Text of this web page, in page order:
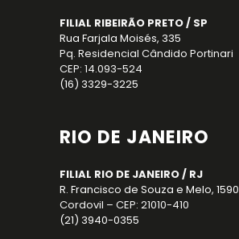
FILIAL RIBEIRÃO PRETO / SP
Rua Farjala Moisés, 335
Pq. Residencial Cândido Portinari
CEP: 14.093-524
(16) 3329-3225
RIO DE JANEIRO
FILIAL RIO DE JANEIRO / RJ
R. Francisco de Souza e Melo, 1590
Cordovil – CEP: 21010-410
(21) 3940-0355